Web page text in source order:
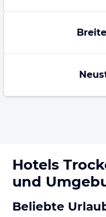
Hotels
und
Beliebte